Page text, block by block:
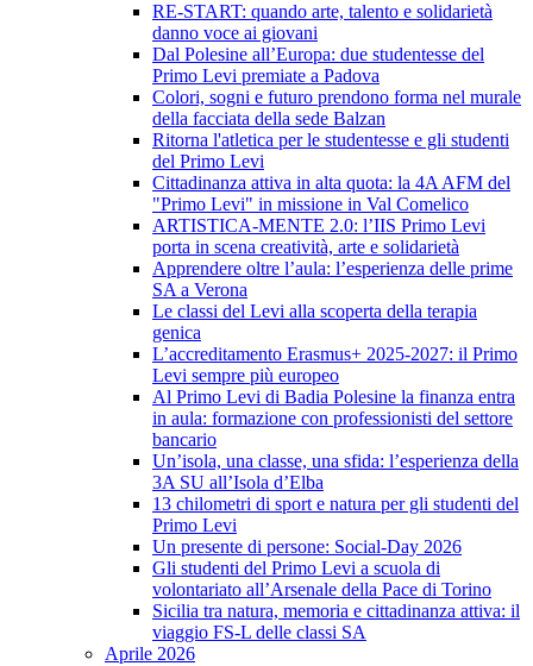
RE-START: quando arte, talento e solidarietà
danno voce ai giovani
Dal Polesine all’Europa: due studentesse del
Primo Levi premiate a Padova
Colori, sogni e futuro prendono forma nel murale
della facciata della sede Balzan
Ritorna l'atletica per le studentesse e gli studenti
del Primo Levi
Cittadinanza attiva in alta quota: la 4A AFM del
"Primo Levi" in missione in Val Comelico
ARTISTICA-MENTE 2.0: l’IIS Primo Levi
porta in scena creatività, arte e solidarietà
Apprendere oltre l’aula: l’esperienza delle prime
SA a Verona
Le classi del Levi alla scoperta della terapia
genica
L’accreditamento Erasmus+ 2025-2027: il Primo
Levi sempre più europeo
Al Primo Levi di Badia Polesine la finanza entra
in aula: formazione con professionisti del settore
bancario
Un’isola, una classe, una sfida: l’esperienza della
3A SU all’Isola d’Elba
13 chilometri di sport e natura per gli studenti del
Primo Levi
Un presente di persone: Social-Day 2026
Gli studenti del Primo Levi a scuola di
volontariato all’Arsenale della Pace di Torino
Sicilia tra natura, memoria e cittadinanza attiva: il
viaggio FS-L delle classi SA
Aprile 2026